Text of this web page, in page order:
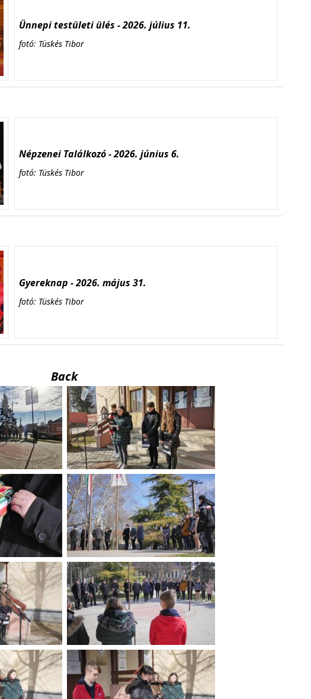
Ünnepi testületi ülés - 2026. július 11.
fotó: Tüskés Tibor
Népzenei Találkozó - 2026. június 6.
fotó: Tüskés Tibor
Gyereknap - 2026. május 31.
fotó: Tüskés Tibor
Back